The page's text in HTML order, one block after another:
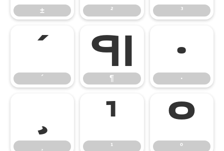
± ² ³
´
´
¶
¶
·
·
¸ ¹
¹
º
º